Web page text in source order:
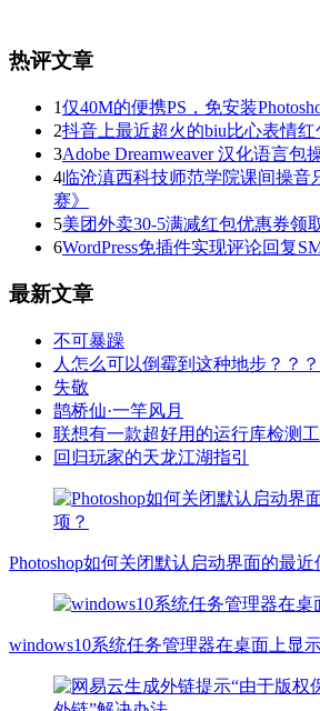
热评文章
1仅40M的便携PS，免安装
2抖音上最近超火的biu比心表情
3Adobe Dreamweaver 汉化语言包
4临沧滇西科技师范学院课间操音
赛》
5美团外卖30-5满减红包优惠券领
6WordPress免插件实现评论回复
最新文章
不可暴躁
人怎么可以倒霉到这种地步？？？
失敬
鹊桥仙·一竿风月
联想有一款超好用的运行库检测
回归玩家的天龙江湖指引
Photoshop如何关闭默认启动界面的最近
windows10系统任务管理器在桌面上显